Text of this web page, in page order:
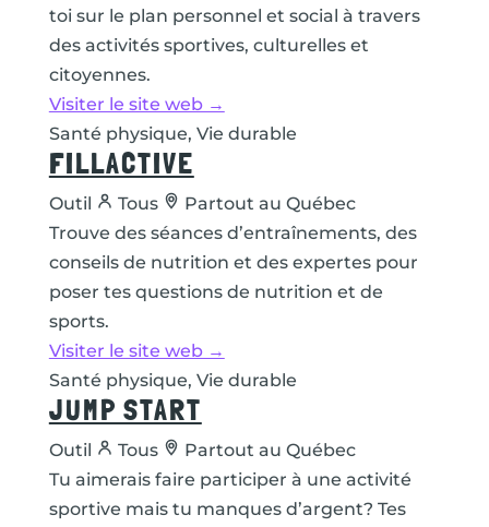
toi sur le plan personnel et social à travers
des activités sportives, culturelles et
citoyennes.
Visiter le site web →
Santé physique, Vie durable
FILLACTIVE
Outil Tous
Partout au Québec
Trouve des séances d’entraînements, des
conseils de nutrition et des expertes pour
poser tes questions de nutrition et de
sports.
Visiter le site web →
Santé physique, Vie durable
JUMP START
Outil Tous
Partout au Québec
Tu aimerais faire participer à une activité
sportive mais tu manques d’argent? Tes